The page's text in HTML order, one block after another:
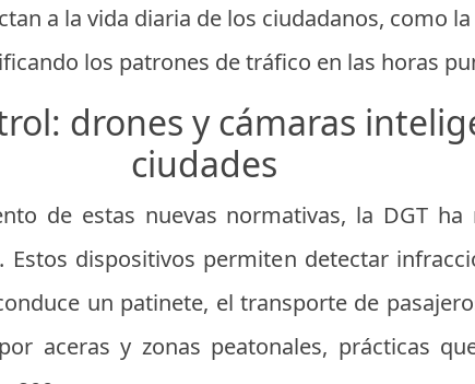
a la vida diaria de los ciudadanos, como la
los patrones de tráfico en las horas
drones y cámaras
ciudades
de estas nuevas normativas, la DGT
Estos dispositivos permiten detectar
un patinete, el transporte de
aceras y zonas peatonales, prácticas